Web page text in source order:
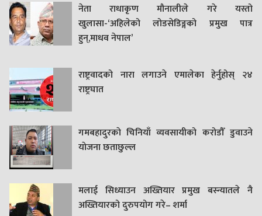
नेता राधाकृण मौनालीले गरे यस्तो
खुलासा-‘अहिलेको लोडसेडिङ्गको प्रमुख पात्र
हुन्,माधव नेपाल’
राष्ट्रवादको नारा लगाउने एमालेका हेर्नुहोस् २४
राष्ट्रघात
गमबहादुरकाे चिनियाँ व्यवसायीको करोडौँ डुवाउने
याेजना छताछुल्ल
मलाई सिध्याउन अख्तियार प्रमुख बस्न्यातले नै
अख्तियारको दुरुपयोग गरे– शर्मा